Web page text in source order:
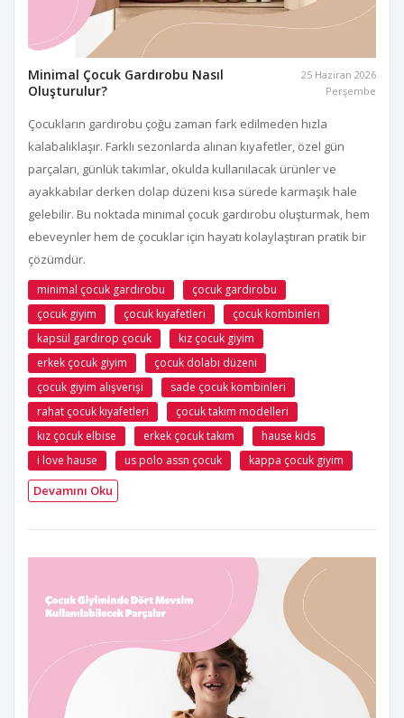
Minimal Çocuk Gardırobu Nasıl
Oluşturulur?
25 Haziran 2026
Perşembe
Çocukların gardırobu çoğu zaman fark edilmeden hızla
kalabalıklaşır. Farklı sezonlarda alınan kıyafetler, özel gün
parçaları, günlük takımlar, okulda kullanılacak ürünler ve
ayakkabılar derken dolap düzeni kısa sürede karmaşık hale
gelebilir. Bu noktada minimal çocuk gardırobu oluşturmak, hem
ebeveynler hem de çocuklar için hayatı kolaylaştıran pratik bir
çözümdür.
minimal çocuk gardırobu
çocuk gardırobu
çocuk giyim
çocuk kıyafetleri
çocuk kombinleri
kapsül gardırop çocuk
kız çocuk giyim
erkek çocuk giyim
çocuk dolabı düzeni
çocuk giyim alışverişi
sade çocuk kombinleri
rahat çocuk kıyafetleri
çocuk takım modelleri
kız çocuk elbise
erkek çocuk takım
hause kids
i love hause
us polo assn çocuk kappa çocuk giyim
Devamını Oku